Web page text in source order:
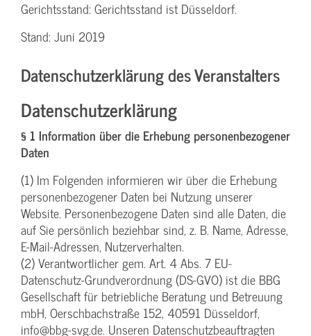
Gerichtsstand: Gerichtsstand ist Düsseldorf.
Stand: Juni 2019
Datenschutzerklärung des Veranstalters
Datenschutzerklärung
§ 1 Information über die Erhebung personenbezogener
Daten
(1) Im Folgenden informieren wir über die Erhebung
personenbezogener Daten bei Nutzung unserer
Website. Personenbezogene Daten sind alle Daten, die
auf Sie persönlich beziehbar sind, z. B. Name, Adresse,
E-Mail-Adressen, Nutzerverhalten.
(2) Verantwortlicher gem. Art. 4 Abs. 7 EU-
Datenschutz-Grundverordnung (DS-GVO) ist die BBG
Gesellschaft für betriebliche Beratung und Betreuung
mbH, Oerschbachstraße 152, 40591 Düsseldorf,
info@bbg-svg.de. Unseren Datenschutzbeauftragten